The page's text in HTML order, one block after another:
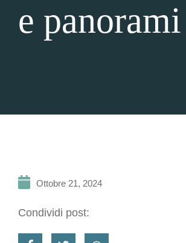
e
Ottobre 21, 2024
Condividi post: